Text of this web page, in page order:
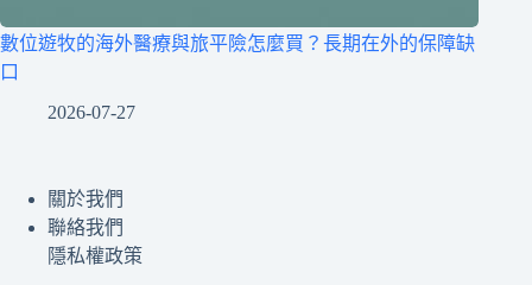
數位遊牧的海外醫療與旅平險怎麼買？長期在外的保障缺
口
2026-07-27
關於我們
聯絡我們
隱私權政策